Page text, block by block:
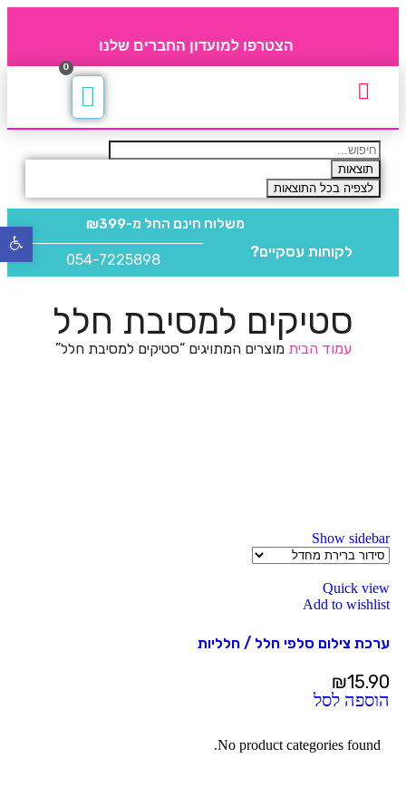
הצטרפו למועדון החברים שלנו
0
תוצאות
לצפיה בכל התוצאות
משלוח חינם החל מ-₪399
לקוחות עסקיים? 054-7225898
סטיקים למסיבת חלל
עמוד הביתמוצרים המתויגים “סטיקים למסיבת חלל”
Show sidebar
Quick view
Add to wishlist
ערכת צילום סלפי חלל / חלליות
₪15.90
הוספה לסל
No product categories found.
פתח